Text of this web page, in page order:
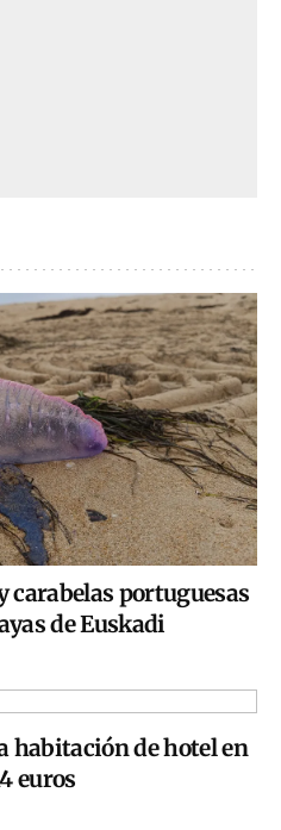
carabelas portuguesas
de Euskadi
habitación de hotel en
euros